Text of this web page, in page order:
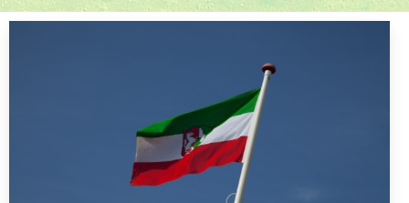
Sie befinden sich hier: